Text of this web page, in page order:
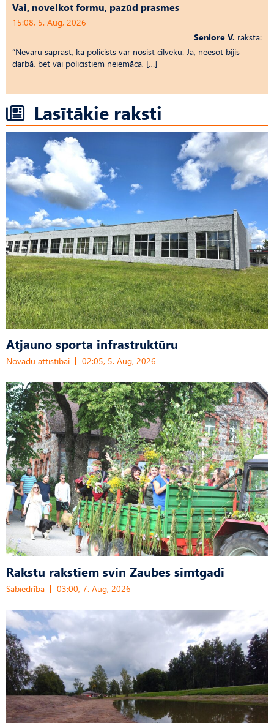
Vai, novelkot formu, pazūd prasmes
15:08, 5. Aug, 2026
Seniore V. raksta:
“Nevaru saprast, kā policists var nosist cilvēku. Jā, neesot bijis
darbā, bet vai policistiem neiemāca, […]
Lasītākie raksti
Atjauno sporta infrastruktūru
Novadu attīstībai 02:05, 5. Aug, 2026
Rakstu rakstiem svin Zaubes simtgadi
Sabiedrība 03:00, 7. Aug, 2026